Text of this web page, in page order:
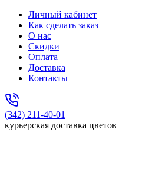
Личный кабинет
Как сделать заказ
О нас
Скидки
Оплата
Доставка
Контакты
(342) 211-40-01
курьерская доставка цветов